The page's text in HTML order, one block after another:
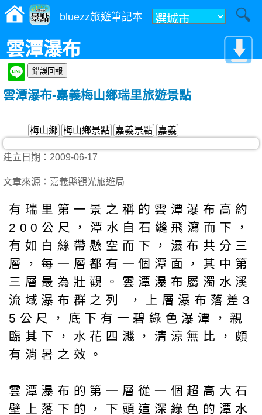
bluezz旅遊筆記本
雲潭瀑布
雲潭瀑布-嘉義梅山鄉瑞里旅遊景點
梅山鄉 梅山鄉景點 嘉義景點 嘉義
建立日期：2009-06-17
文章來源：嘉義縣觀光旅遊局
有瑞里第一景之稱的雲潭瀑布高約
200公尺，潭水自石縫飛瀉而下，
有如白絲帶懸空而下，瀑布共分三
層，每一層都有一個潭面，其中第
三層最為壯觀。雲潭瀑布屬濁水溪
流域瀑布群之列 ，上層瀑布落差3
5公尺，底下有一碧綠色瀑潭，親
臨其下，水花四濺，清涼無比，頗
有消暑之效。
雲潭瀑布的第一層從一個超高大石
壁上落下的，下頭這深綠色的潭水